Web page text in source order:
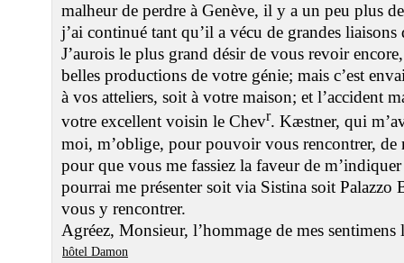
malheur de perdre à Genève, il y a un peu plus
j’ai continué tant qu’il a vécu de grandes liaisons
J’aurois le plus grand désir de vous revoir
belles productions de votre génie; mais c’est
à vos atteliers, soit à votre maison; et l’accident
votre excellent voisin le Chevr. Kæstner, qui
moi, m’oblige, pour pouvoir vous rencontrer, de
pour que vous me fassiez la faveur de
pourrai me présenter soit via Sistina soit Palazzo
vous y rencontrer.
Agréez, Monsieur, l’hommage de mes sentimens
hôtel Damon